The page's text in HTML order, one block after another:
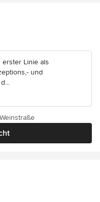
5 Sternen
Linie als
und
5 Sternen